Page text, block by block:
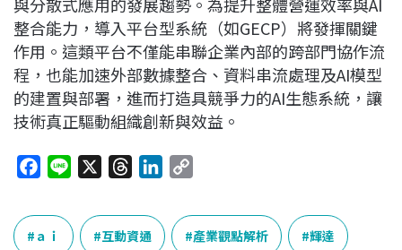
與分散式應用的發展趨勢。為提升整體營運效率與AI
整合能力，導入平台型系統（如GECP）將發揮關鍵
作用。這類平台不僅能串聯企業內部的跨部門協作流
程，也能加速外部數據整合、資料串流處理及AI模型
的建置與部署，進而打造具競爭力的AI生態系統，讓
技術真正驅動組織創新與效益。
c
e
e
r
e
k
p
y
ａｉ 互動資通 產業觀點解析 輝達